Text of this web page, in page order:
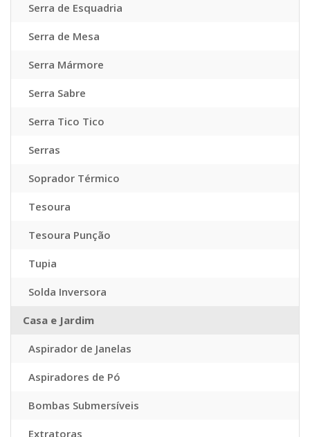
Serra de Esquadria
Serra de Mesa
Serra Mármore
Serra Sabre
Serra Tico Tico
Serras
Soprador Térmico
Tesoura
Tesoura Punção
Tupia
Solda Inversora
Casa e Jardim
Aspirador de Janelas
Aspiradores de Pó
Bombas Submersíveis
Extratoras